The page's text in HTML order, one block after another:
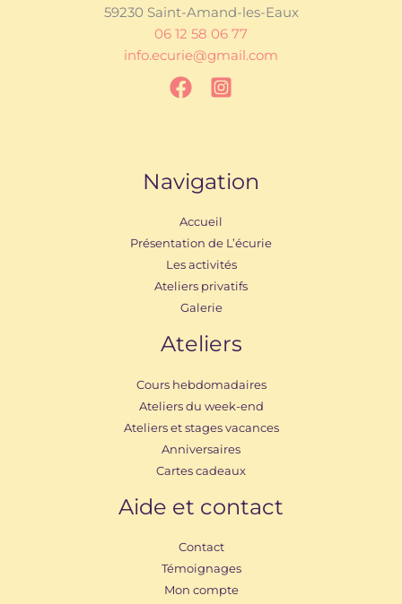
59230 Saint-Amand-les-Eaux
06 12 58 06 77
info.ecurie@gmail.com
Navigation
Accueil
Présentation de L’écurie
Les activités
Ateliers privatifs
Galerie
Ateliers
Cours hebdomadaires
Ateliers du week-end
Ateliers et stages vacances
Anniversaires
Cartes cadeaux
Aide et contact
Contact
Témoignages
Mon compte